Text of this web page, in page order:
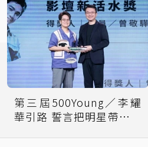
第三屆500Young／李耀
華引路 誓言把明星帶回大